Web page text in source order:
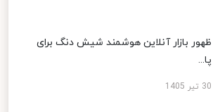
ظهور بازار آنلاین هوشمند شیش دنگ برای
پا...